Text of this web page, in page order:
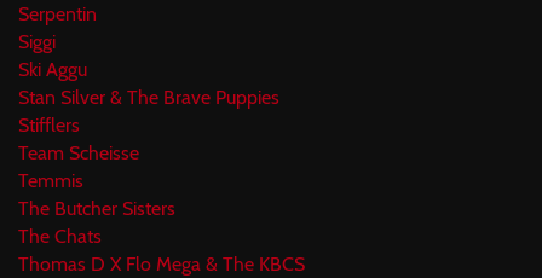
Serpentin
Siggi
Ski Aggu
Stan Silver & The Brave Puppies
Stifflers
Team Scheisse
Temmis
The Butcher Sisters
The Chats
Thomas D X Flo Mega & The KBCS